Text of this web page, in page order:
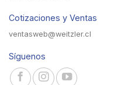
Cotizaciones y Ventas
ventasweb@weitzler.cl
Síguenos